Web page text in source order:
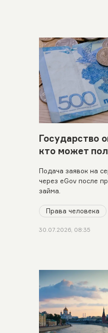
Государство
кто может
Подача заявок на
через eGov после
займа.
Права человека
30.07.2026, 08:35